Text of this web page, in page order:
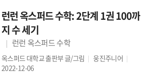
런런 옥스퍼드 수학: 2단계 1권 100까
지 수 세기
런런 옥스퍼드 수학
옥스퍼드 대학교 출판부 글/그림
웅진주니어
2022-12-06